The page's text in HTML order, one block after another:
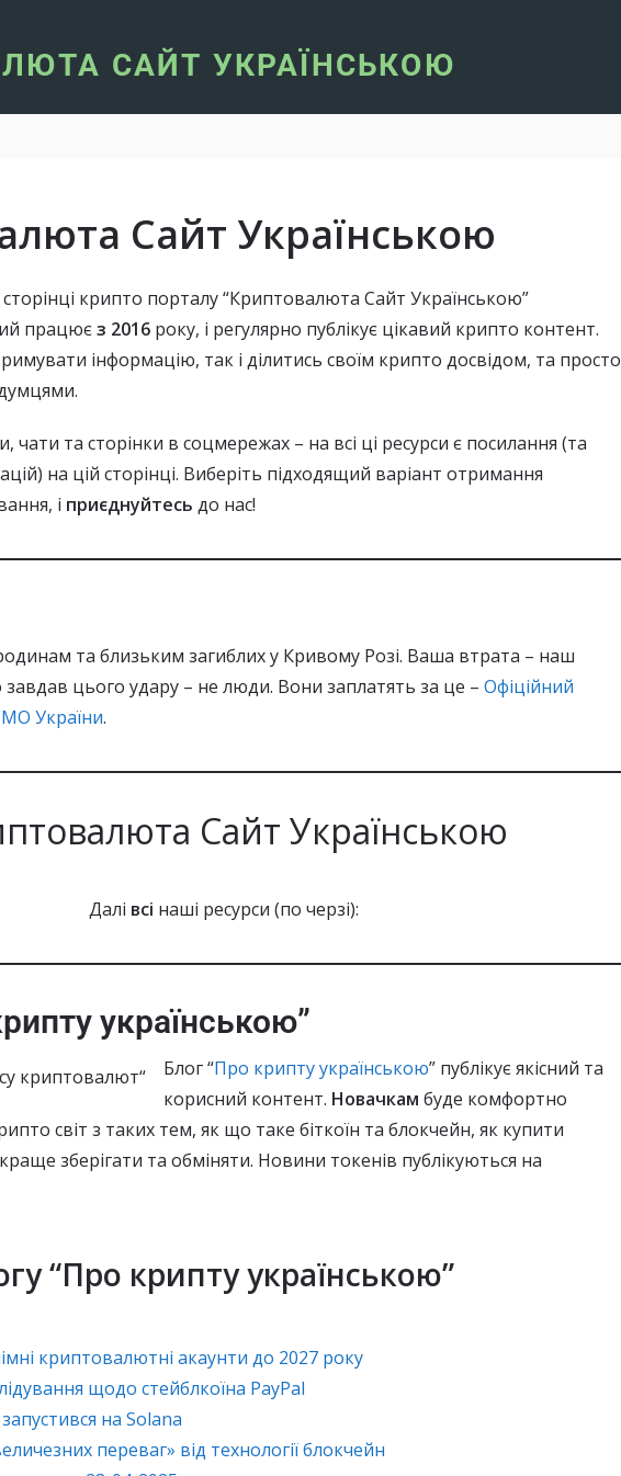
Cайт Українською
крипто порталу “Криптовалюта Cайт Українською”
працюєз 2016 року, і регулярно публікує цікавий крипто контент.
інформацію, так і ділитись своїм крипто досвідом, та просто
чати та сторінки в соцмережах – на всі ці ресурси є посилання (та
на цій сторінці. Виберіть підходящий варіант отримання
і приєднуйтесь до нас!
та близьким загиблих у Кривому Розі. Ваша втрата – наш
завдав цього удару – не люди. Вони заплатять за це – Офіційний
України.
Cайт Українською
Далі всі наші ресурси (по черзі):
українською”
Блог “Про крипту українською” публікує якісний та
корисний контент. Новачкам буде комфортно
світ з таких тем, як що таке біткоїн та блокчейн, як купити
зберігати та обміняти. Новини токенів публікуються на
“Про крипту українською”
криптовалютні акаунти до 2027 року
щодо стейблкоїна PayPal
на Solana
переваг» від технології блокчейн